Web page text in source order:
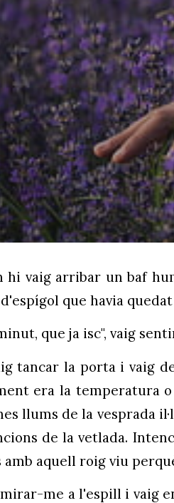
hi vaig arribar un baf
que havia
que ja isc", vaig
tancar la porta i vaig
era la temperatura o
llums de la vesprada
de la vetlada.
amb aquell roig viu
me a l'espill i vaig